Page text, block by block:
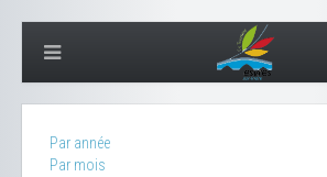
Par année
Par mois